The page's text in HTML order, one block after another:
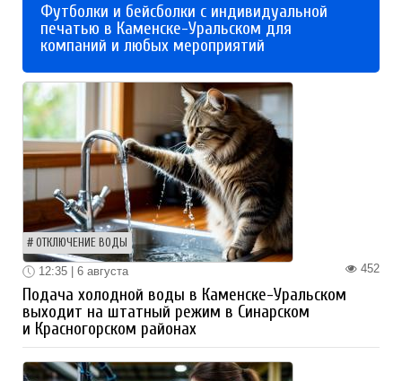
Футболки и бейсболки с индивидуальной
печатью в Каменске-Уральском для
компаний и любых мероприятий
ОТКЛЮЧЕНИЕ ВОДЫ
452
12:35 | 6 августа
Подача холодной воды в Каменске-Уральском
выходит на штатный режим в Синарском
и Красногорском районах